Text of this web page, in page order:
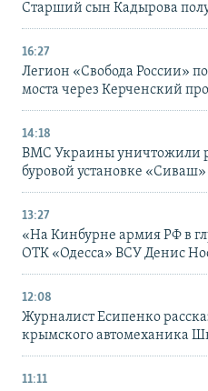
Старший сын Кадырова
16:27
Легион «Свобода России»
моста через Керченский
14:18
ВМС Украины уничтожили
буровой установке
13:27
«На Кинбурне армия РФ в
ОТК «Одесса» ВСУ Денис
12:08
Журналист Есипенко
крымского автомеханика
11:11